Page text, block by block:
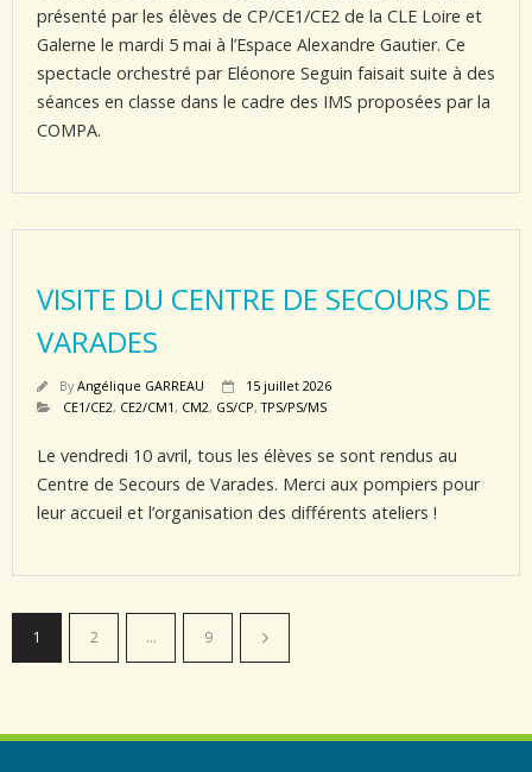
présenté par les élèves de CP/CE1/CE2 de la CLE Loire et
Galerne le mardi 5 mai à l’Espace Alexandre Gautier. Ce
spectacle orchestré par Eléonore Seguin faisait suite à des
séances en classe dans le cadre des IMS proposées par la
COMPA.
VISITE DU CENTRE DE SECOURS DE
VARADES
ByAngélique GARREAU
15 juillet 2026
CE1/CE2, CE2/CM1, CM2, GS/CP,TPS/PS/MS
Le vendredi 10 avril, tous les élèves se sont rendus au
Centre de Secours de Varades. Merci aux pompiers pour
leur accueil et l’organisation des différents ateliers !
1 2 … 9